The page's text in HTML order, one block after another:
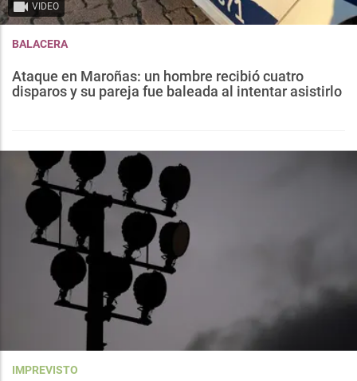
VIDEO
BALACERA
Ataque en Maroñas: un hombre recibió cuatro
disparos y su pareja fue baleada al intentar asistirlo
IMPREVISTO